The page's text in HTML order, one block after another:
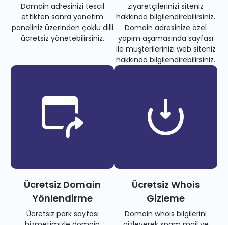
Domain adresinizi tescil
ettikten sonra yönetim
paneliniz üzerinden çoklu dilli
ücretsiz yönetebilirsiniz.
ziyaretçilerinizi siteniz
hakkında bilgilendirebilirsiniz.
Domain adresinize özel
yapım aşamasında sayfası
ile müşterilerinizi web siteniz
hakkında bilgilendirebilirsiniz.
Ücretsiz Domain
Yönlendirme
Ücretsiz park sayfası
Ücretsiz Whois
Gizleme
Domain whois bilgilerini